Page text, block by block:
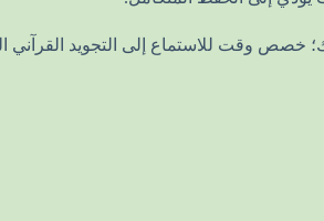
خصص وقت للاستماع إلى التجويد القرآني